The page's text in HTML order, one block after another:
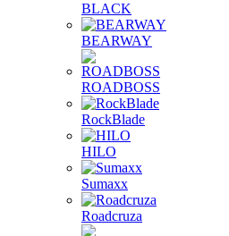
BLACK
BEARWAY
ROADBOSS
RockBlade
HILO
Sumaxx
Roadcruza